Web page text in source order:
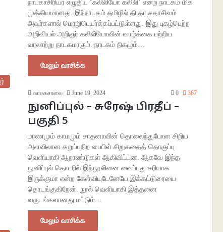
நாடகாசிரியர் எழுதிய ‘கலிலியோ கலிலி’ என்ற நாடகம் மிக
முக்கியமானது. இந்நாடகம் தமிழில் தி.கா.சதாசிவம்
அவர்களால் மொழிபெயர்க்கப்பட்டுள்ளது. இது புகழ்பெற்ற
அறிவியல் அறிஞர் கலிலியோவின் வாழ்க்கை பற்றிய
வரலாற்று நாடகமாகும். நாடகம் நிகழும்…
மேலும் வாசிக்க
வாசகசாலை June 19, 2024 0 367
நுனிப்புல் – சுரேஷ் பிரதீப் –
பகுதி 5
மரணமும் காமமும் சாதனாவின் தொலைந்துபோன சிறிய
அளவிலான கறுப்புநிற பைபிள் சிறுகதைத் தொகுப்பு
வெளியாகி ஆறாண்டுகள் ஆகிவிட்டன. ஆகவே இந்த
நுனிப்புல் தொடரில் இந்நூலினை வைப்பது சரியாக
இருக்குமா என்ற கேள்வியுடேனேயே இக்கட்டுரையை
தொடங்குகிறேன். நூல் வெளியாகி இத்தனை
வருடங்களானது மட்டும்…
மேலும் வாசிக்க